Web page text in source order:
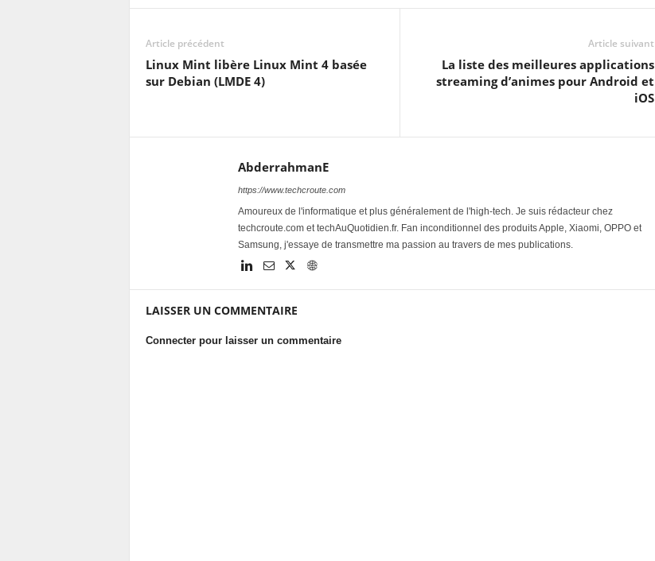
Article précédent
Linux Mint libère Linux Mint 4 basée
sur Debian (LMDE 4)
Article suivant
La liste des meilleures applications
streaming d’animes pour Android et
iOS
AbderrahmanE
https://www.techcroute.com
Amoureux de l'informatique et plus généralement de l'high-tech. Je suis rédacteur chez
techcroute.com et techAuQuotidien.fr. Fan inconditionnel des produits Apple, Xiaomi, OPPO et
Samsung, j'essaye de transmettre ma passion au travers de mes publications.
LAISSER UN COMMENTAIRE
Connecter pour laisser un commentaire